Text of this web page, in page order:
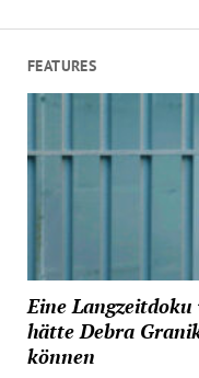
FEATURES
Eine Langzeitdoku
hätte Debra
können